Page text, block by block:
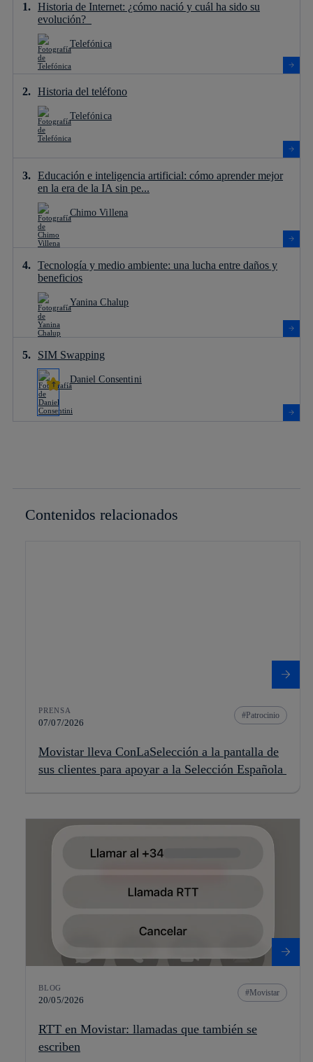
Historia de Internet: ¿cómo nació y cuál ha sido su
evolución?
Telefónica
Historia del teléfono
Telefónica
Educación e inteligencia artificial: cómo aprender mejor
en la era de la IA sin pe...
Chimo Villena
Tecnología y medio ambiente: una lucha entre daños y
beneficios
Yanina Chalup
SIM Swapping
Daniel Consentini
Contenidos relacionados
PRENSA
07/07/2026
Patrocinio
Movistar lleva ConLaSelección a la pantalla de
sus clientes para apoyar a la Selección Española
BLOG
20/05/2026
Movistar
RTT en Movistar: llamadas que también se
escriben